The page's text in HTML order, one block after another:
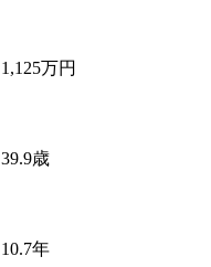
1,125万円
39.9歳
10.7年